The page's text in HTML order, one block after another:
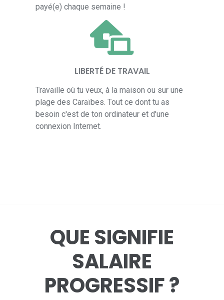
payé(e) chaque semaine !
LIBERTÉ DE TRAVAIL
Travaille où tu veux, à la maison ou sur une
plage des Caraïbes. Tout ce dont tu as
besoin c'est de ton ordinateur et d'une
connexion Internet.
QUE SIGNIFIE
SALAIRE
PROGRESSIF ?